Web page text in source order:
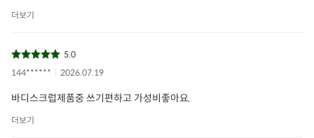
더보기
5.0
144******
2026.07.19
바디스크럽제품중 쓰기편하고 가성비좋아요.
더보기